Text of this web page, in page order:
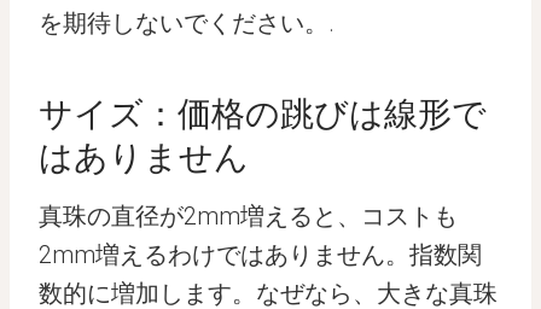
を期待しないでください。.
サイズ：価格の跳びは線形で
はありません
真珠の直径が2mm増えると、コストも
2mm増えるわけではありません。指数関
数的に増加します。なぜなら、大きな真珠